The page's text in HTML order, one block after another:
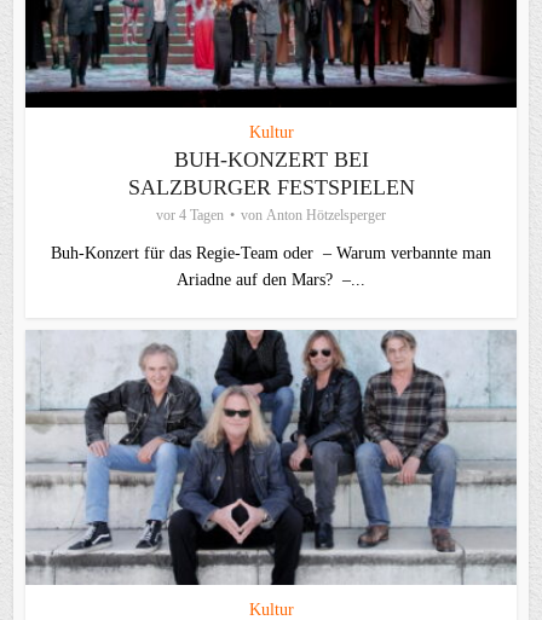
Kultur
BUH-KONZERT BEI
SALZBURGER FESTSPIELEN
vor 4 Tagen von Anton Hötzelsperger
Buh-Konzert für das Regie-Team oder – Warum verbannte man
Ariadne auf den Mars? –...
Kultur